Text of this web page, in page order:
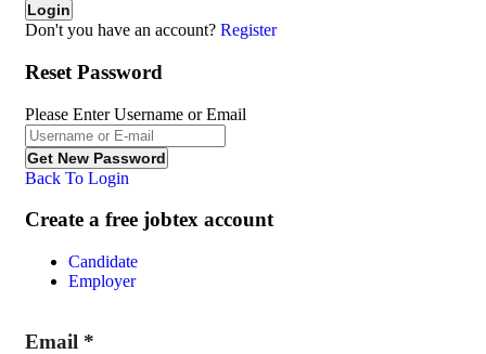
Don't you have an account? Register
Reset Password
Please Enter Username or Email
Back To Login
Create a free jobtex account
Candidate
Employer
Email *